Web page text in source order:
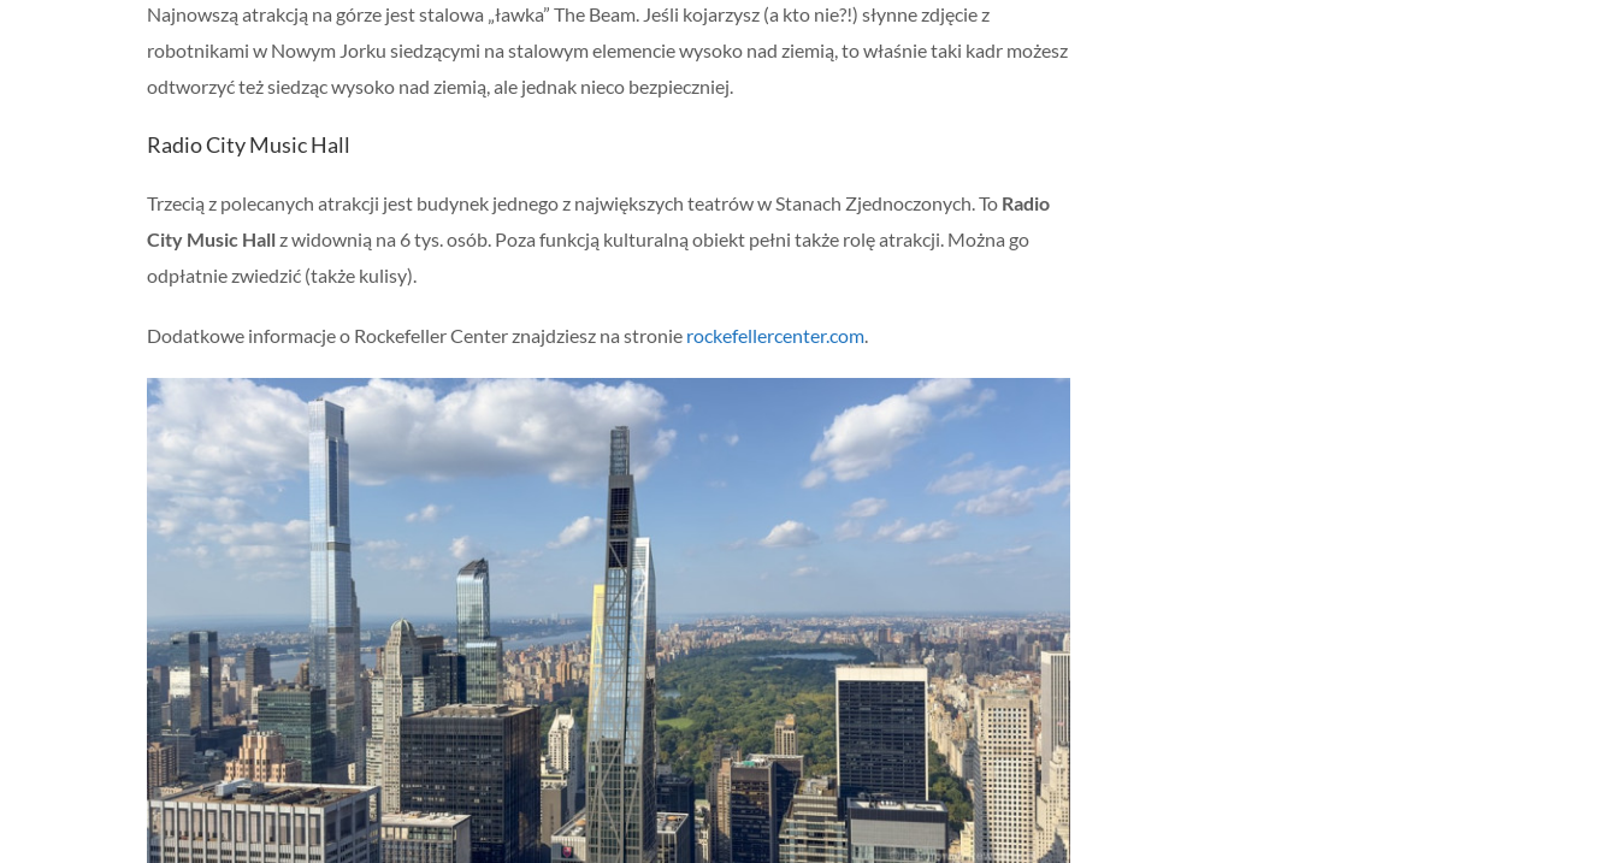
Najnowszą atrakcją na górze jest stalowa „ławka” The Beam. Jeśli kojarzysz (a kto nie?!) słynne zdjęcie z
robotnikami w Nowym Jorku siedzącymi na stalowym elemencie wysoko nad ziemią, to właśnie taki kadr możesz
odtworzyć też siedząc wysoko nad ziemią, ale jednak nieco bezpieczniej.
Radio City Music Hall
Trzecią z polecanych atrakcji jest budynek jednego z największych teatrów w Stanach Zjednoczonych. To Radio
City Music Hallz widownią na 6 tys. osób. Poza funkcją kulturalną obiekt pełni także rolę atrakcji. Można go
odpłatnie zwiedzić (także kulisy).
Dodatkowe informacje o Rockefeller Center znajdziesz na stronie rockefellercenter.com